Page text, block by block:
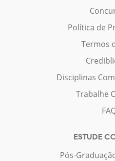
Política de
Termos
Disciplinas
Trabalhe
ESTUDE
Pós-